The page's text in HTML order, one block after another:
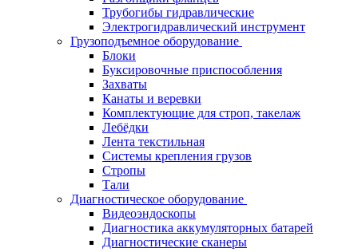
Трубогибы гидравлические
Электрогидравлический инструмент
Грузоподъемное оборудование
Блоки
Буксировочные приспособления
Захваты
Канаты и веревки
Комплектующие для строп, такелаж
Лебёдки
Лента текстильная
Системы крепления грузов
Стропы
Тали
Диагностическое оборудование
Видеоэндоскопы
Диагностика аккумуляторных батарей
Диагностические сканеры